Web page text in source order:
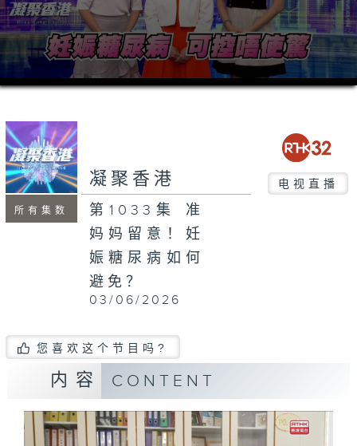
0
seconds
seconds
所有集数
凝聚香港 电视直播
第1033集 准
妈妈留意！妊
娠糖尿病如何
避免？
03/06/2026
您喜欢这个节目吗?
内容 CONTENT